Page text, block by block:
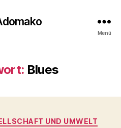
Menü
Blues
KategorienUND UMWELT